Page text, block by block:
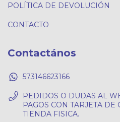
POLÍTICA DE DEVOLUCIÓN
CONTACTO
Contactános
573146623166
PEDIDOS O DUDAS AL
PAGOS CON TARJETA
TIENDA FISICA.